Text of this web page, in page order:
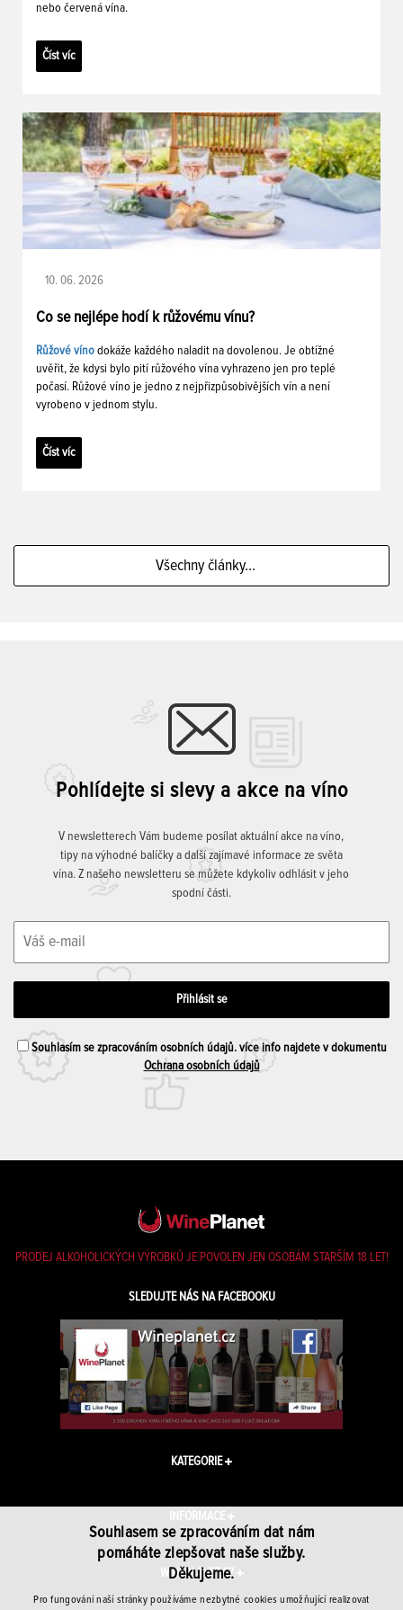
nebo červená vína.
Číst víc
10. 06. 2026
Co se nejlépe hodí k růžovému vínu?
Růžové víno dokáže každého naladit na dovolenou. Je obtížné
uvěřit, že kdysi bylo pití růžového vína vyhrazeno jen pro teplé
počasí. Růžové víno je jedno z nejpřizpůsobivějších vín a není
vyrobeno v jednom stylu.
Číst víc
Všechny články...
Pohlídejte si slevy a akce na víno
V newsletterech Vám budeme posílat aktuální akce na víno,
tipy na výhodné balíčky a další zajímavé informace ze světa
vína. Z našeho newsletteru se můžete kdykoliv odhlásit v jeho
spodní části.
Souhlasím se zpracováním osobních údajů. více info najdete v dokumentu
Ochrana osobních údajů
PRODEJ ALKOHOLICKÝCH VÝROBKŮ JE POVOLEN JEN OSOBÁM STARŠÍM 18 LET!
SLEDUJTE NÁS NA FACEBOOKU
KATEGORIE
INFORMACE
WINEPLANET.CZ
Souhlasem se zpracováním dat nám
pomáháte zlepšovat naše služby.
Děkujeme.
Pro fungování naší stránky používáme nezbytné cookies umožňující realizovat